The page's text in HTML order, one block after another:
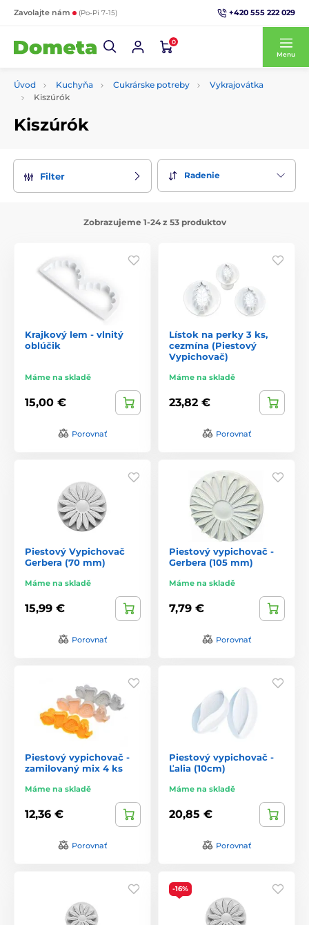
Zavolajte nám (Po-Pi 7-15) +420 555 222 029
0
Menu
Úvod Kuchyňa Cukrárske potreby
Vykrajovátka
Kiszúrók
Kiszúrók
Filter Radenie
Zobrazujeme 1-24 z 53 produktov
Krajkový lem - vlnitý
oblúčik
Máme na skladě
15,00 €
Porovnať
Lístok na perky 3 ks,
cezmína (Piestový
Vypichovač)
Máme na skladě
23,82 €
Porovnať
Piestový Vypichovač
Gerbera (70 mm)
Máme na skladě
15,99 €
Porovnať
Piestový vypichovač -
Gerbera (105 mm)
Máme na skladě
7,79 €
Porovnať
Piestový vypichovač -
zamilovaný mix 4 ks
Máme na skladě
12,36 €
Porovnať
Piestový vypichovač -
Ľalia (10cm)
Máme na skladě
20,85 €
Porovnať
-16%